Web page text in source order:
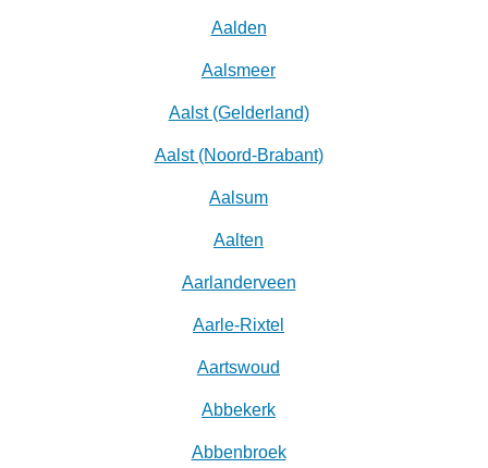
Aalden
Aalsmeer
Aalst (Gelderland)
Aalst (Noord-Brabant)
Aalsum
Aalten
Aarlanderveen
Aarle-Rixtel
Aartswoud
Abbekerk
Abbenbroek